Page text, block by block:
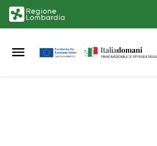
Vai al contenuto principale
Vai al footer